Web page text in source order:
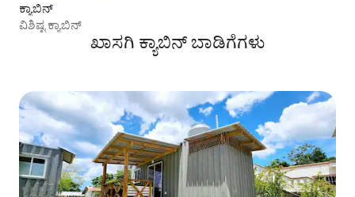
ಕ್ಯಾಬಿನ್
ವಿಶಿಷ್ಟ ಕ್ಯಾಬಿನ್
ಖಾಸಗಿ ಕ್ಯಾಬಿನ್ ಬಾಡಿಗೆಗಳು